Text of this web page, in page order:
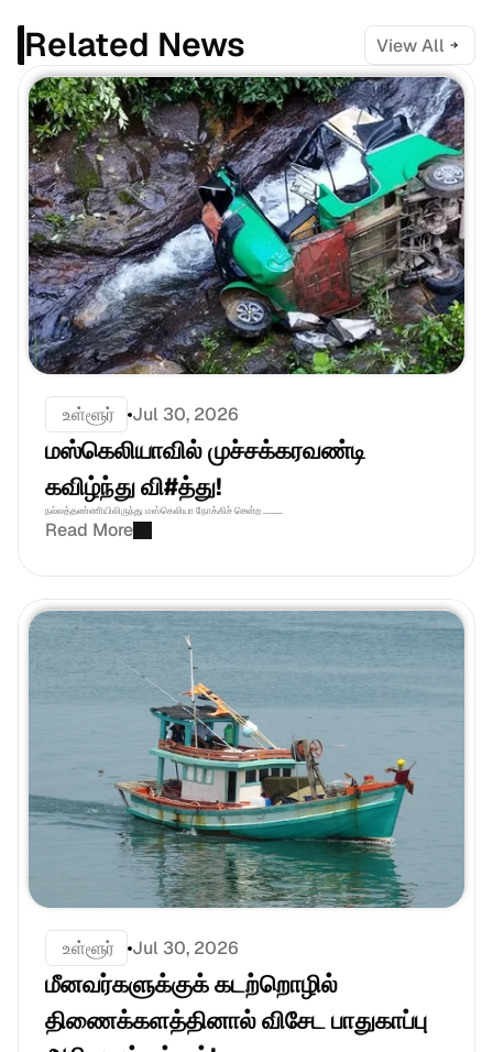
Related News View All
உள்ளூர் Jul 30, 2026
மஸ்கெலியாவில் முச்சக்கரவண்டி
கவிழ்ந்து வி#த்து!
நல்லத்தண்ணியிலிருந்து மஸ்கெலியா நோக்கிச் சென்ற .........
Read More
உள்ளூர் Jul 30, 2026
மீனவர்களுக்குக் கடற்றொழில்
திணைக்களத்தினால் விசேட பாதுகாப்பு